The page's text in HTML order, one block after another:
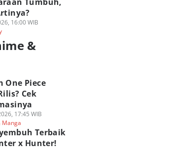
16:00 WIB
&
One Piece
Cek
17:45 WIB
Manga
Terbaik
x Hunter!